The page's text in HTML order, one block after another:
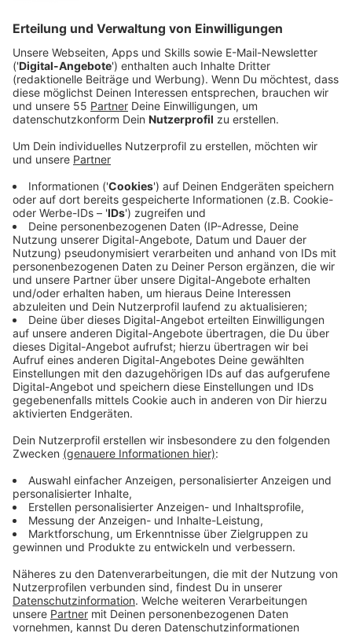
Anzeige
Am Mittwochnachmittag (05. November) kam es im
Krefelder Süden zu einem schweren Verkehrsunfall.
Auf der Kölner Straße kollidierte ein Auto mit einem
wollte nach links auf die Melanchthonstraße abbiegen
Motorrad.
Der Motorradfahrer wurde frontal erfasst und stürzte
schwer, sagt die Polizei. Eine Lebensgefahr konnte
erst nicht ausgeschlossen werden, heißt es.
Mittlerweile sei der 21-Jährige aber stabil. Der
Rettungsdienst versorgte ihn noch an der Unfallstelle
und brachte ihn in das nur rund 200 Meter entfernte
Helios Klinikum.
Anzeige
Verkehr gesperrt – langer Stau im
Berufsverkehr
Die Polizei sperrte die Kölner Straße zwischen
Ritterstraße und Fütingsweg in beide Richtungen
mehrere Stunden nicht passieren. Im Berufsverkehr
bildeten sich lange Staus, auch der öffentliche
Nahverkehr war betroffen.